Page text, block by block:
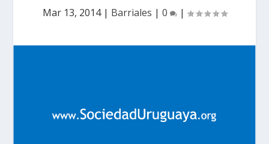
Mar 13, 2014| Barriales | 0 |